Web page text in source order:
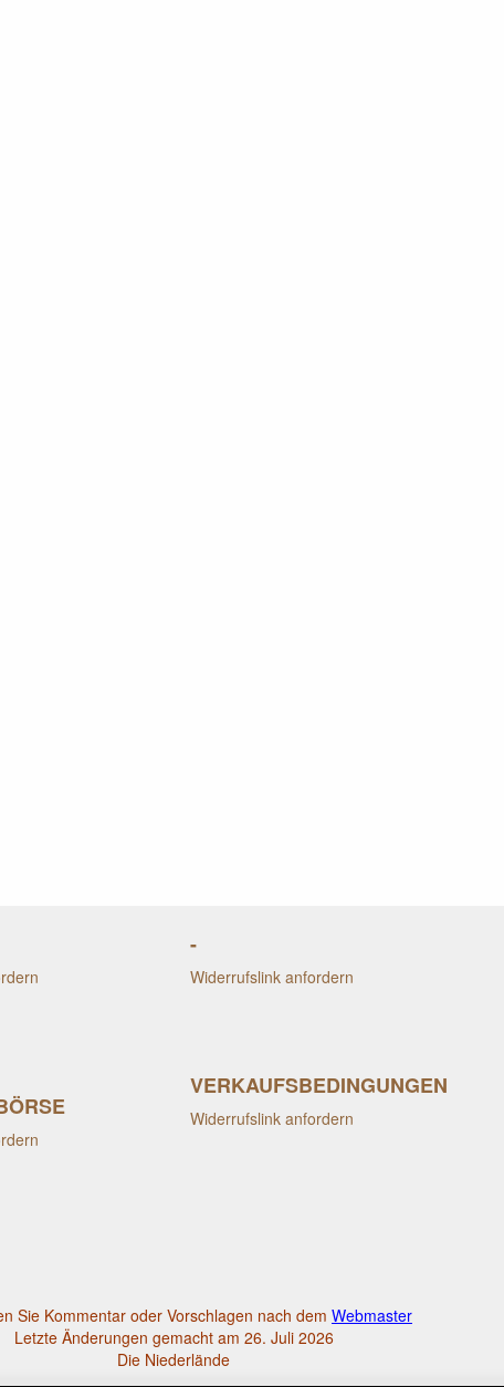
-
Widerrufslink anfordern
VERKAUFSBEDINGUNGEN
Widerrufslink anfordern
Sie Kommentar oder Vorschlagen nach dem Webmaster
Letzte Änderungen gemacht am 26. Juli 2026
Die Niederlände